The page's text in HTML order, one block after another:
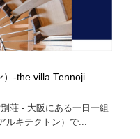
）-the villa Tennoji
荘 - 大阪にある一日一組
ルキテクトン）で...